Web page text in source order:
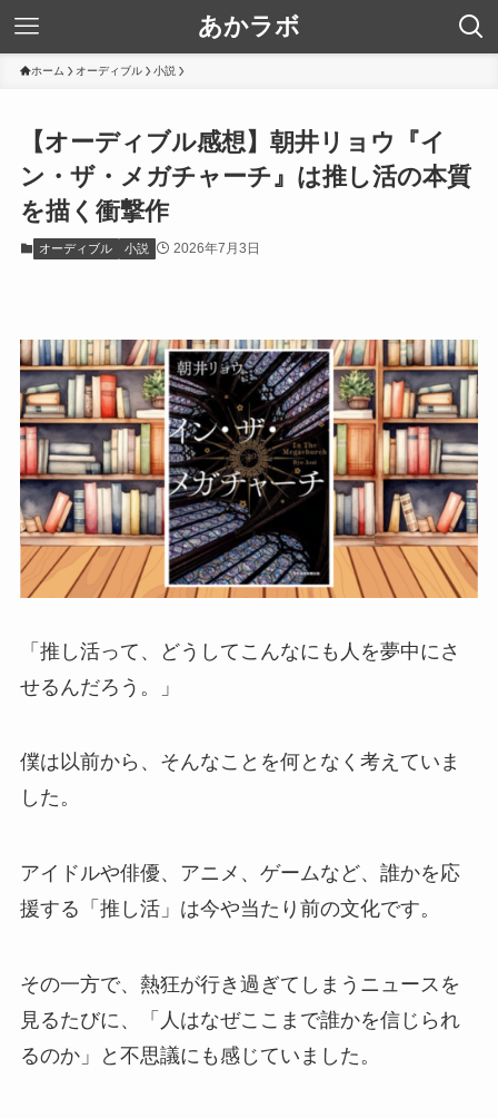
あかラボ
ホーム オーディブル 小説
【オーディブル感想】朝井リョウ『イ
ン・ザ・メガチャーチ』は推し活の本質
を描く衝撃作
オーディブル 小説 2026年7月3日
「推し活って、どうしてこんなにも人を夢中にさ
せるんだろう。」
僕は以前から、そんなことを何となく考えていま
した。
アイドルや俳優、アニメ、ゲームなど、誰かを応
援する「推し活」は今や当たり前の文化です。
その一方で、熱狂が行き過ぎてしまうニュースを
見るたびに、「人はなぜここまで誰かを信じられ
るのか」と不思議にも感じていました。